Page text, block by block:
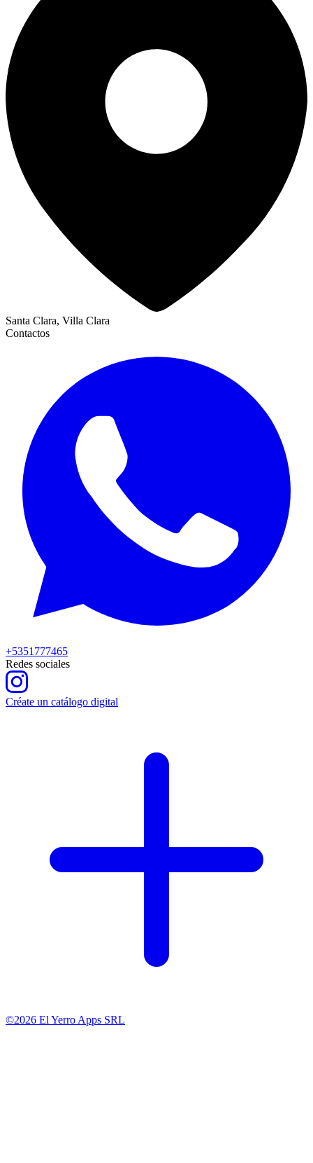
Santa Clara, Villa Clara
Contactos
+5351777465
Redes sociales
Créate un catálogo digital
©2026 El Yerro Apps SRL